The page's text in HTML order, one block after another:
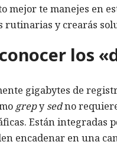
mejor te manejes en
y crearás
los
gigabytes de
grepysedno
Están integradas
encadenar en una